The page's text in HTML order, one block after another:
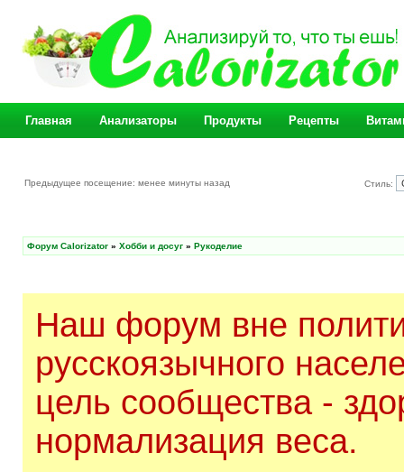
Главная Анализаторы Продукты Рецепты
Предыдущее посещение: менее минуты назад Стиль:
Форум Calorizator » Хобби и досуг » Рукоделие
Наш форум вне
русскоязычного
цель сообщества -
нормализация веса.